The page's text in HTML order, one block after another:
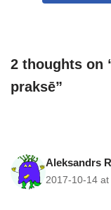
2 thoughts on
praksē”
Aleksandrs R
2017-10-14 at